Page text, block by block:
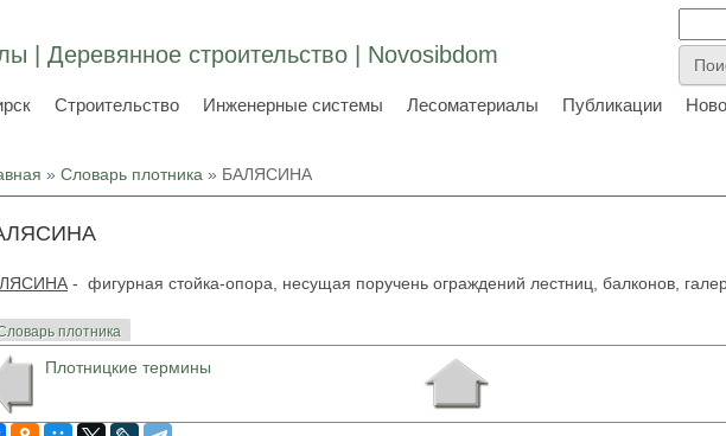
| Деревянное строительство | Novosibdom
Строительство Инженерные системы Лесоматериалы Публикации
здесь
»Словарь плотника » БАЛЯСИНА
- фигурная стойка-опора, несущая поручень ограждений лестниц, балконов,
плотника
Плотницкие термины